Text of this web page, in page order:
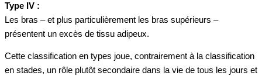
Type IV :
Les bras – et plus particulièrement les bras supérieurs –
présentent un excès de tissu adipeux.
Cette classification en types joue, contrairement à la classification
en stades, un rôle plutôt secondaire dans la vie de tous les jours et